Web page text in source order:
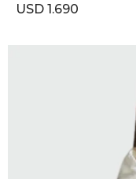
USD 1.690